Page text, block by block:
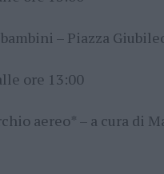
– Piazza
ore 13:00
aereo* – a cura di